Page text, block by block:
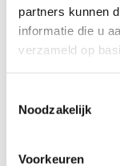
partners kunnen
informatie die u
verzameld op
Noodzakelijk
Voorkeuren
Noordwijk und
Wald, vorbei an